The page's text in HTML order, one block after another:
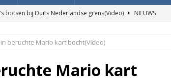
botsen bij Duits Nederlandse grens(Video)
NIEUWS
en wagen met stro in de brand in Oosterhesselen(Video)
beruchte Mario kart bocht(Video)
Mario kart